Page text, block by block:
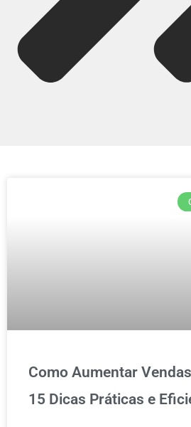
Como Aumentar
15 Dicas Práticas e